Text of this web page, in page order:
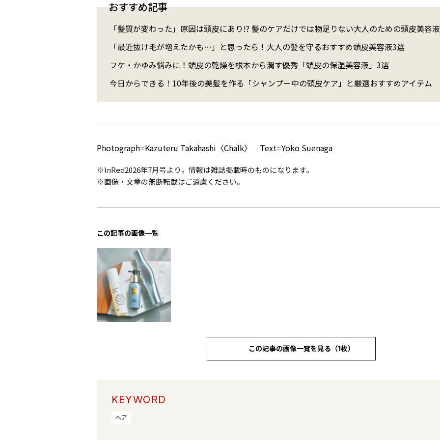
おすすめ記事
「髪質が変わった」原因は頭皮にあり!? 髪のケアだけでは物足りない大人のための頭皮美容
「最近抜け毛が増えたかも…」と思ったら！大人の髪を守るおすすめ頭皮美容液3選
フケ・かゆみ悩みに！頭皮の乾燥を根本から潤す優秀「頭皮の保湿美容液」3選
今日からできる！10年後の美髪を作る「シャンプー中の頭皮ケア」と厳選おすすめアイテム
Photograph=Kazuteru Takahashi〈Chalk〉 Text=Yoko Suenaga
※InRed2026年7月号より。情報は雑誌掲載時のものになります。
※画像・文章の無断転載はご遠慮ください。
この記事の画像一覧
この記事の画像一覧を見る（1枚）
KEYWORD
ヘア